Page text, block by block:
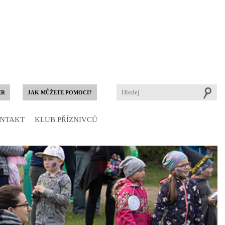
JAK MŮŽETE POMOCI?
KLUB PŘÍZNIVCŮ